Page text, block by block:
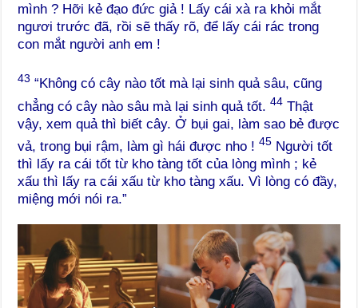
mình ? Hỡi kẻ đạo đức giả ! Lấy cái xà ra khỏi mắt
ngươi trước đã, rồi sẽ thấy rõ, để lấy cái rác trong
con mắt người anh em !
43 “Không có cây nào tốt mà lại sinh quả sâu, cũng
chẳng có cây nào sâu mà lại sinh quả tốt.44 Thật
vậy, xem quả thì biết cây. Ở bụi gai, làm sao bẻ được
vả, trong bụi rậm, làm gì hái được nho !45 Người tốt
thì lấy ra cái tốt từ kho tàng tốt của lòng mình ; kẻ
xấu thì lấy ra cái xấu từ kho tàng xấu. Vì lòng có đầy,
miệng mới nói ra.”